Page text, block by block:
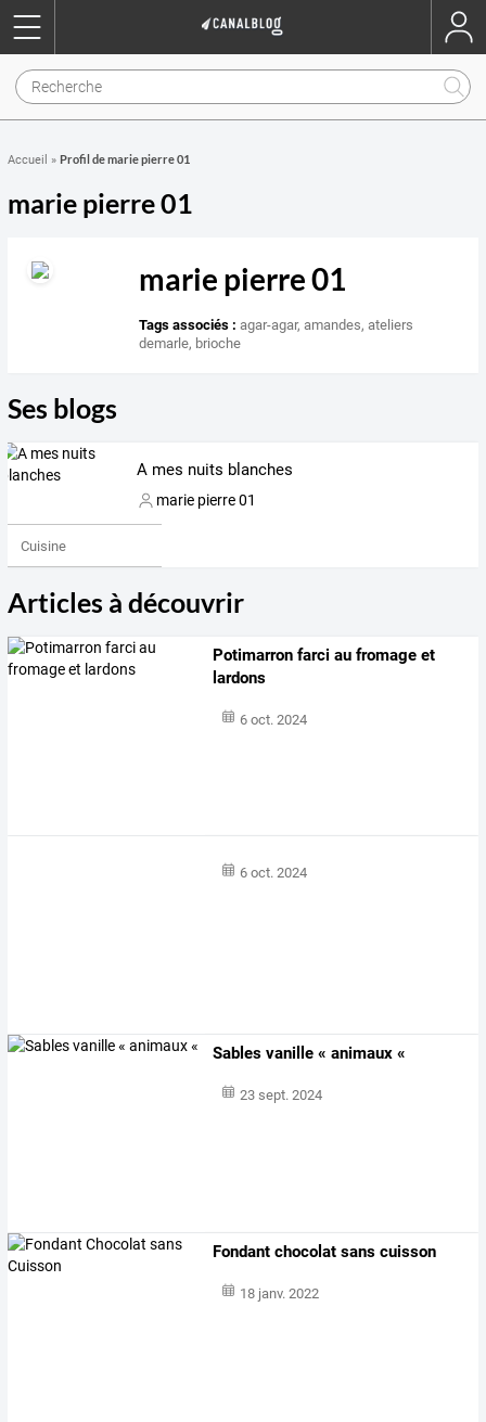
Accueil » Profil de marie pierre 01
marie pierre 01
marie pierre 01
Tags associés : agar-agar,amandes,ateliers
demarle, brioche
Ses blogs
A mes nuits blanches
marie pierre 01
Cuisine
Articles à découvrir
Potimarron farci au fromage et
lardons
6 oct. 2024
6 oct. 2024
Sables vanille « animaux «
23 sept. 2024
Fondant chocolat sans cuisson
18 janv. 2022